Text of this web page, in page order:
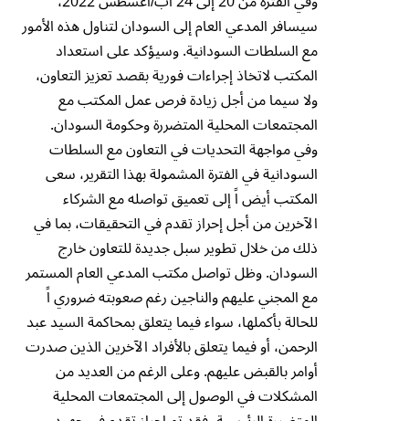
سيسافر المدعي العام إلى السودان لتناول هذه الأمور
مع السلطات السودانية. وسيؤكد على استعداد
المكتب لاتخاذ إجراءات فورية بقصد تعزيز التعاون،
ولا سيما من أجل زيادة فرص عمل المكتب مع
المجتمعات المحلية المتضررة وحكومة السودان.
وفي مواجهة التحديات في التعاون مع السلطات
السودانية في الفترة المشمولة بهذا التقرير، سعى
المكتب أيض اً إلى تعميق تواصله مع الشركاء
الآخرين من أجل إحراز تقدم في التحقيقات، بما في
ذلك من خلال تطوير سبل جديدة للتعاون خارج
السودان. وظل تواصل مكتب المدعي العام المستمر
مع المجني عليهم والناجين رغم صعوبته ضروري اً
للحالة بأكملها، سواء فيما يتعلق بمحاكمة السيد عبد
الرحمن، أو فيما يتعلق بالأفراد الآخرين الذين صدرت
أوامر بالقبض عليهم. وعلى الرغم من العديد من
المشكلات في الوصول إلى المجتمعات المحلية